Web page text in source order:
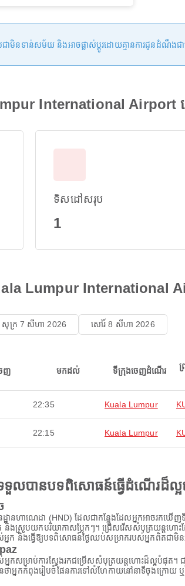
ាមិនទាន់សម័យ និងអាចផ្លាស់ប្តូរដោយគ្មានការជូនដំណឹងជ
International Airport
ទិសដៅសរុប
1
Lumpur International
សុក្រ 7 សីហា 2026 សៅរ៍ 8 សីហា 2026
ញ មកដល់ ទីក្រុងចេញដំណើរ
22:35 Kuala Lumpur
22:15 Kuala Lumpur
ទួលបានបទពិសោធន៍ធ្វើដំណើរដ៏ល្អ
ឋានហាណេដា (HND) ដែលជាកន្លែងដែលអ្នកអាចរកឃ
ស្រុក និងស្រូបយកបរិយាកាសប្លែកៗ។ ជ្រើសរើសសំបុត្រយន្ត
ក និងធ្វើឱ្យបទពិសោធន៍ថ្ងៃឈប់សម្រាករបស់អ្នកពិតជាមិន
បស់អ្នកសម្រាប់ការស្វែងរកជម្រើសសំបុត្រយន្តហោះដ៏ល្
នកកំពុងរៀបចំផែនការទៅលំហែកាយនៅនាទីចុងក្រោយ ឬវិ